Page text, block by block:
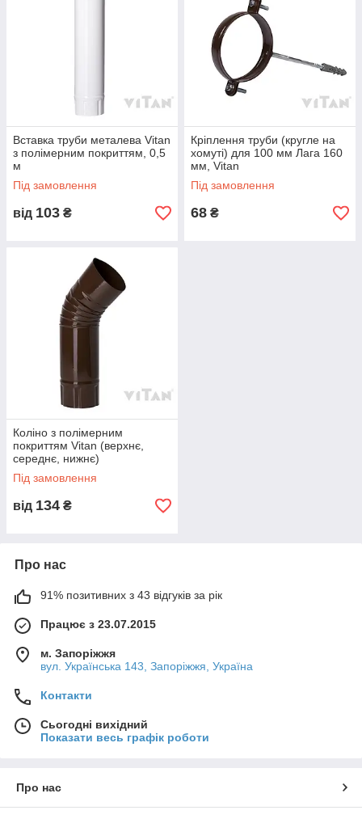
Вставка труби металева Vitan
з полімерним покриттям, 0,5
м
Під замовлення
від 103 ₴
Кріплення труби (кругле на
хомуті) для 100 мм Лага 160
мм, Vitan
Під замовлення
68 ₴
Коліно з полімерним
покриттям Vitan (верхнє,
середнє, нижнє)
Під замовлення
від 134 ₴
Про нас
91% позитивних з 43 відгуків за рік
Працює з 23.07.2015
м. Запоріжжя
вул. Українська 143, Запоріжжя, Україна
Контакти
Сьогодні вихідний
Показати весь графік роботи
Про нас